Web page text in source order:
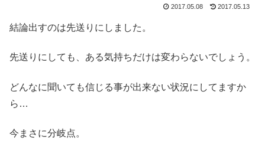
2017.05.08 2017.05.13
結論出すのは先送りにしました。
先送りにしても、ある気持ちだけは変わらないでしょう。
どんなに聞いても信じる事が出来ない状況にしてますか
ら…
今まさに分岐点。